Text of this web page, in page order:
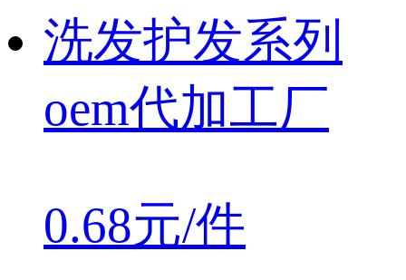
洗发护发系列
oem代加工厂
0.68元/件